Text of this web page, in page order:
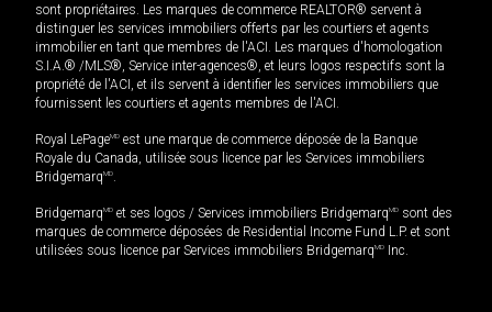
sont propriétaires. Les marques de commerce REALTOR® servent à
distinguer les services immobiliers offerts par les courtiers et agents
immobilier en tant que membres de l'ACI. Les marques d'homologation
S.I.A.® /MLS®, Service inter-agences®, et leurs logos respectifs sont la
propriété de l'ACI, et ils servent à identifier les services immobiliers que
fournissent les courtiers et agents membres de l'ACI.
Royal LePageMD est une marque de commerce déposée de la Banque
Royale du Canada, utilisée sous licence par les Services immobiliers
BridgemarqMD
BridgemarqMD et ses logos / Services immobiliers BridgemarqMD sont des
marques de commerce déposées de Residential Income Fund L.P. et sont
utilisées sous licence par Services immobiliers BridgemarqMD Inc.